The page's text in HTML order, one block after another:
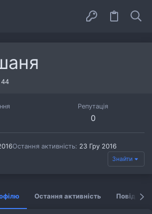
44
Репутація
0
Остання активність 23 Гру 2016
Знайти
Остання активність